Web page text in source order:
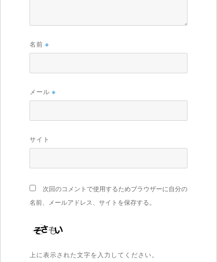
名前 ※
メール ※
サイト
次回のコメントで使用するためブラウザーに自分の
名前、メールアドレス、サイトを保存する。
上に表示された文字を入力してください。